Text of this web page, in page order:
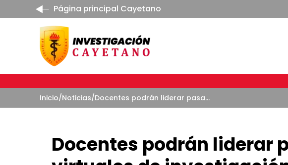
Página principal Cayetano
Inicio/Noticias/ Docentes podrán liderar pasantías virtuales de investigación con estudiantes internacionales del HUC
Docentes podrán liderar